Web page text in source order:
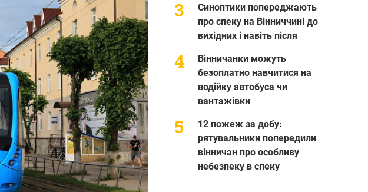
Синоптики попереджають
про спеку на Вінниччині до
вихідних і навіть після
Вінничанки можуть
безоплатно навчитися на
водійку автобуса чи
вантажівки
12 пожеж за добу:
рятувальники попередили
вінничан про особливу
небезпеку в спеку